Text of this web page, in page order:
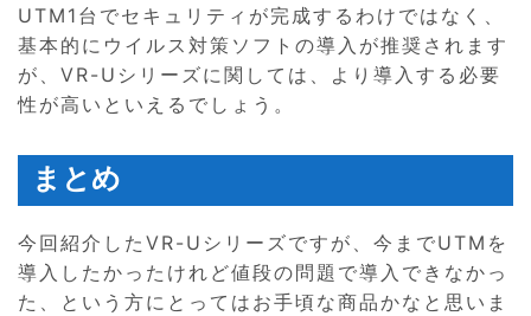
UTM1台でセキュリティが完成するわけではなく、
基本的にウイルス対策ソフトの導入が推奨されます
が、VR-Uシリーズに関しては、より導入する必要
性が高いといえるでしょう。
まとめ
今回紹介したVR-Uシリーズですが、今までUTMを
導入したかったけれど値段の問題で導入できなかっ
た、という方にとってはお手頃な商品かなと思いま